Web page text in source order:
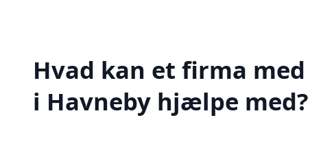
Hvad kan et firma
i Havneby hjælpe med?